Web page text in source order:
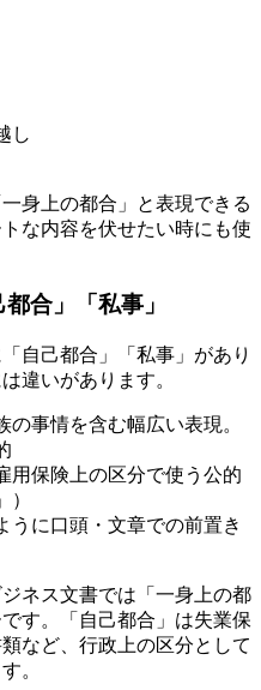
し
身上の都合」と表現できる
な内容を伏せたい時にも使
合」「私事」
自己都合」「私事」があり
違いがあります。
事情を含む幅広い表現。
用保険上の区分で使う公的
うに口頭・文章での前置き
ネス文書では「一身上の都
す。「自己都合」は失業保
など、行政上の区分として
。